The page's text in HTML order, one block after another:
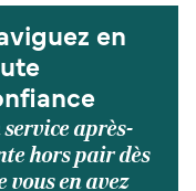
en
service après-
hors pair dès
vous en avez